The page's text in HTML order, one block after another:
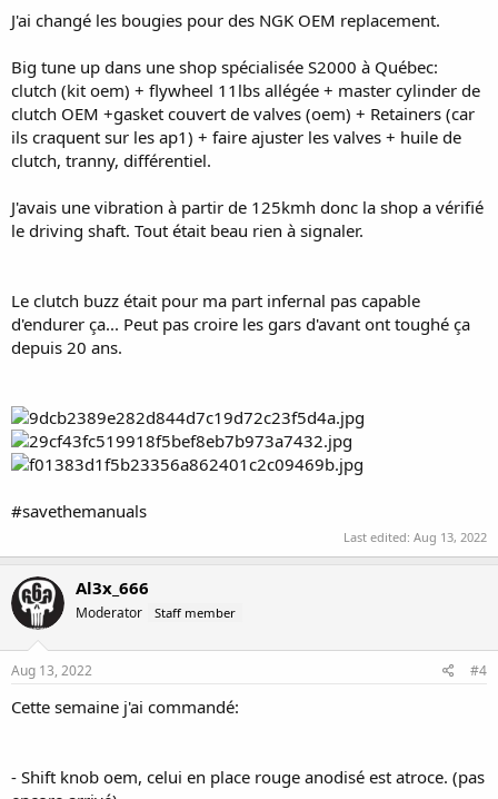
J'ai changé les bougies pour des NGK OEM replacement.
Big tune up dans une shop spécialisée S2000 à Québec:
clutch (kit oem) + flywheel 11lbs allégée + master cylinder de
clutch OEM +gasket couvert de valves (oem) + Retainers (car
ils craquent sur les ap1) + faire ajuster les valves + huile de
clutch, tranny, différentiel.
J'avais une vibration à partir de 125kmh donc la shop a vérifié
le driving shaft. Tout était beau rien à signaler.
Le clutch buzz était pour ma part infernal pas capable
d'endurer ça... Peut pas croire les gars d'avant ont toughé ça
depuis 20 ans.
#savethemanuals
Last edited: Aug 13, 2022
Al3x_666
Moderator Staff member
Aug 13, 2022 #4
Cette semaine j'ai commandé:
- Shift knob oem, celui en place rouge anodisé est atroce. (pas